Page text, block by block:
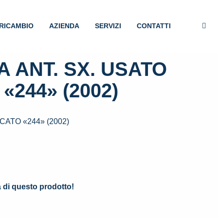
AZIENDA SERVIZI CONTATTI
ANT. SX. USATO
(2002)
«244» (2002)
di questo prodotto!